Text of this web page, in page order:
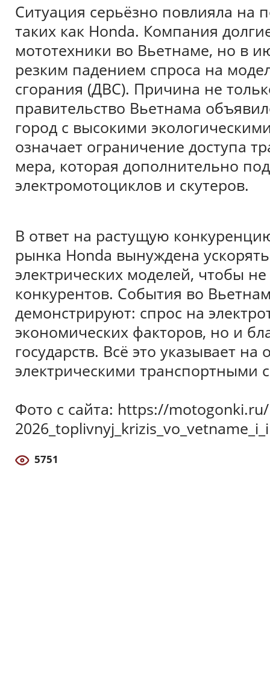
Ситуация серьёзно повлияла на
таких как Honda. Компания
мототехники во Вьетнаме, но в
резким падением спроса на
сгорания (ДВС). Причина не
правительство Вьетнама
город с высокими
означает ограничение доступа
мера, которая дополнительно
электромотоциклов и скутеров.
В ответ на растущую
рынка Honda вынуждена
электрических моделей, чтобы не
конкурентов. События во
демонстрируют: спрос на
экономических факторов, но и
государств. Всё это указывает
электрическими транспортными
Фото с сайта: https://
5751